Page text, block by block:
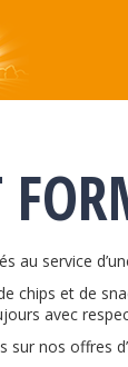
au service
chips et de
avec
sur nos offres